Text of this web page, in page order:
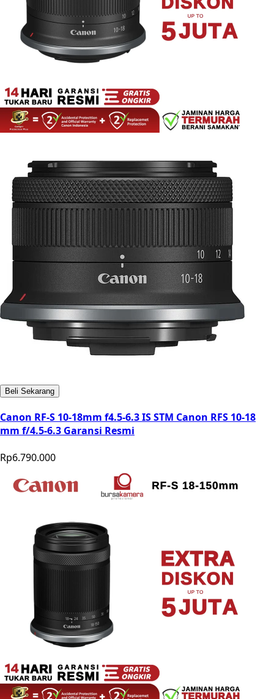
Beli Sekarang
Canon RF-S 10-18mm f4.5-6.3 IS STM Canon RFS 10-18
mm f/4.5-6.3 Garansi Resmi
Rp6.790.000